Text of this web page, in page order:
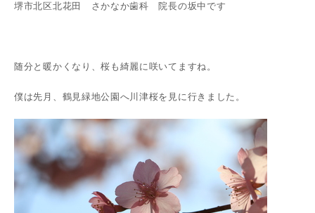
堺市北区北花田 さかなか歯科 院長の坂中です
随分と暖かくなり、桜も綺麗に咲いてますね。
僕は先月、鶴見緑地公園へ川津桜を見に行きました。